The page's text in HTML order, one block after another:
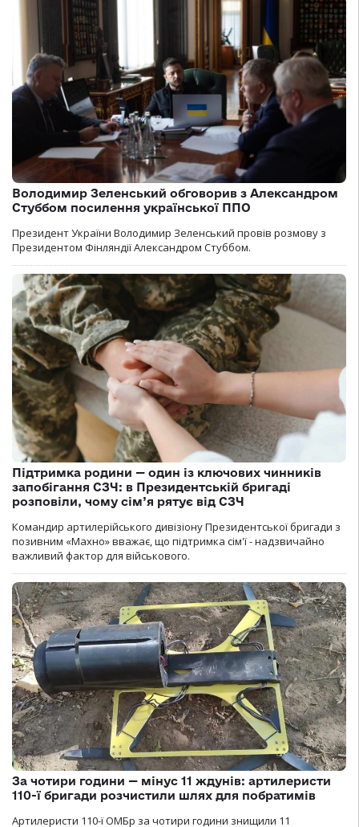
Володимир Зеленський обговорив з Александром
Стуббом посилення української ППО
Президент України Володимир Зеленський провів розмову з
Президентом Фінляндії Александром Стуббом.
Підтримка родини — один із ключових чинників
запобігання СЗЧ: в Президентській бригаді
розповіли, чому сім’я рятує від СЗЧ
Командир артилерійського дивізіону Президентської бригади з
позивним «Махно» вважає, що підтримка сім'ї - надзвичайно
важливий фактор для військового.
За чотири години — мінус 11 ждунів: артилеристи
110-ї бригади розчистили шлях для побратимів
Артилеристи 110-ї ОМБр за чотири години знищили 11